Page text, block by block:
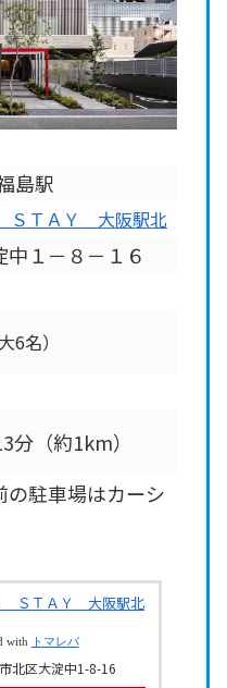
島駅
ＳＴＡＹ 大阪駅北
１－８－１６
6名）
分（約1km）
の駐車場はカーシ
ＳＴＡＹ 大阪駅北
with トマレバ
北区大淀中1-8-16